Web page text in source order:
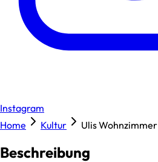
Instagram
Home
Kultur Ulis Wohnzimmer
Beschreibung